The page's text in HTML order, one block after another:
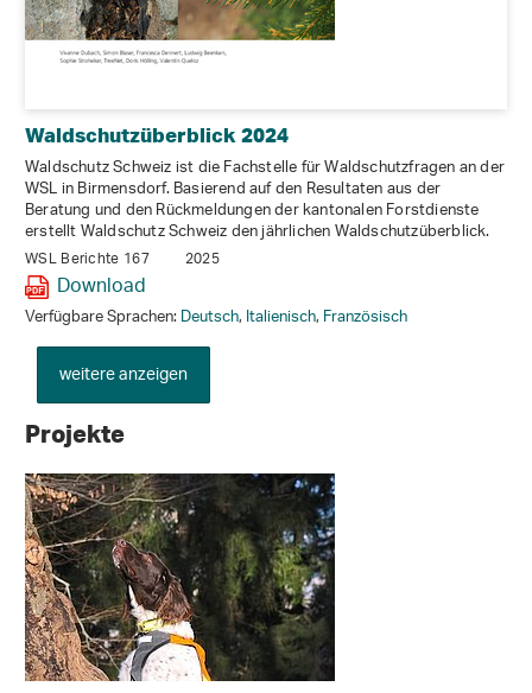
Waldschutzüberblick 2024
Waldschutz Schweiz ist die Fachstelle für Waldschutzfragen an der
WSL in Birmensdorf. Basierend auf den Resultaten aus der
Beratung und den Rückmeldungen der kantonalen Forstdienste
erstellt Waldschutz Schweiz den jährlichen Waldschutzüberblick.
WSL Berichte 167 2025
Download
Verfügbare Sprachen:Deutsch,Italienisch,Französisch
weitere anzeigen
Projekte